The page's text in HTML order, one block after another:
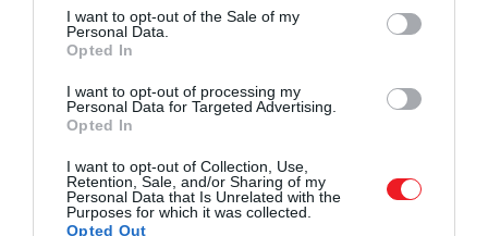
consent section.
I want to opt-out of the Sale of my
Personal Data.
Opted In
I want to opt-out of processing my
Personal Data for Targeted Advertising.
Opted In
I want to opt-out of Collection, Use,
Retention, Sale, and/or Sharing of my
Personal Data that Is Unrelated with the
Purposes for which it was collected.
Opted Out
Hol élnek ezek a csigák?
A minisztérium 2006 óta hűtött konténerekben tartja
veszélyeztetettcsigák populációját, miután a Solid
Energy bányavállalat megkezdte a bányászatot az
egyetlen élőhelyükön, a South Island Westport
közelében található Mount Augustus hegygerincén. A
bányászati terv egyébként akkoriban